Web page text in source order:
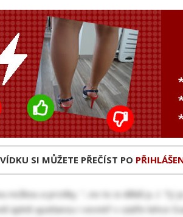
SI MŮŽETE PŘEČÍST PO
a prstíky. “...no to si děláš p...l.
úplně upatlanou i vevnitř v sádře lehce